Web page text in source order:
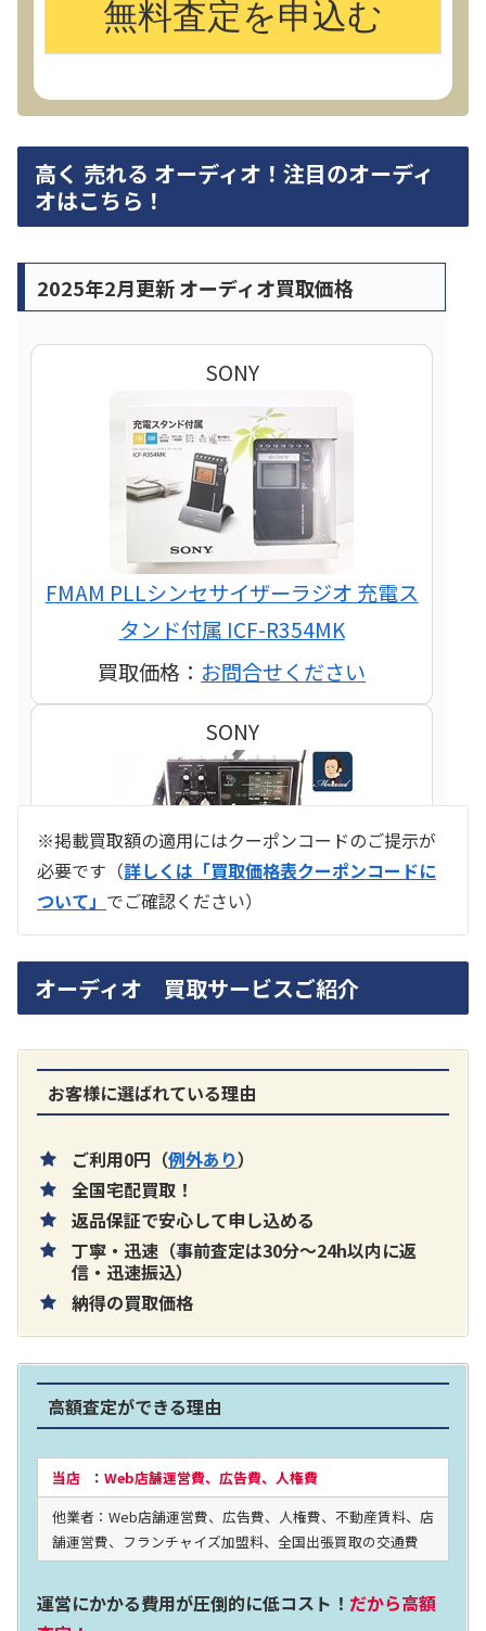
高く 売れる オーディオ！注目のオーディ
オはこちら！
2025年2月更新 オーディオ買取価格
SONY
FMAM PLLシンセサイザーラジオ 充電ス
タンド付属 ICF-R354MK
買取価格： お問合せください
SONY
買取価格：お問合せください
SONY
片耳巻き取りイヤホン内蔵ラジオ SRF-
2024年12月更新 オーディオ買取価格
LUXKIT
※掲載買取額の適用にはクーポンコードのご提示が
必要です（詳しくは「買取価格表クーポンコードに
ついて」 でご確認ください）
オーディオ 買取サービスご紹介
お客様に選ばれている理由
ご利用0円（例外あり）
全国宅配買取！
返品保証で安心して申し込める
丁寧・迅速（事前査定は30分～24h以内に返
信・迅速振込）
納得の買取価格
高額査定ができる理由
当店： Web店舗運営費、広告費、人権費
他業者：Web店舗運営費、広告費、人権費、不動産賃料、店
舗運営費、フランチャイズ加盟料、全国出張買取の交通費
運営にかかる費用が圧倒的に低コスト！ だから高額